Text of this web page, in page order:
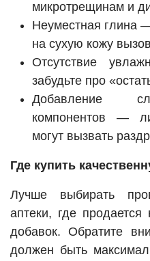
микротрещинам и
Неуместная глина
на сухую кожу
Отсутствие
забудьте про
Добавление
компонентов —
могут вызвать
Где купить
Лучше выбирать
аптеки, где продается
добавок. Обратите
должен быть